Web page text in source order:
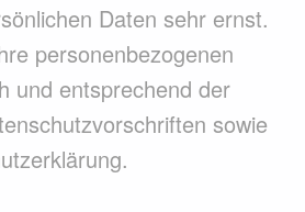
Daten sehr ernst.
personenbezogenen
und entsprechend der
sowie